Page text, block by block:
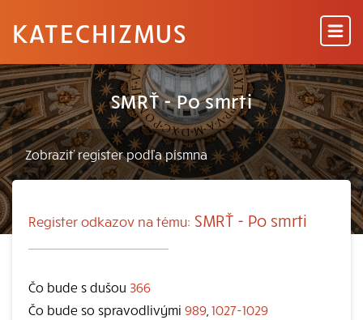
KATECHIZMUS
SMRŤ - Po smrti
Register odkazov na tému: SMRŤ - Po smrti
Čo bude s dušou 366
Čo bude so spravodlivými 989 1027-1029